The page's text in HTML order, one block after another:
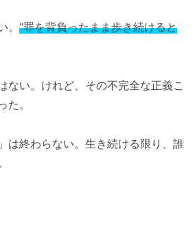
“罪を背負ったまま歩き続けると
ない。けれど、その不完全な正義こ
た。
は終わらない。生き続ける限り、誰